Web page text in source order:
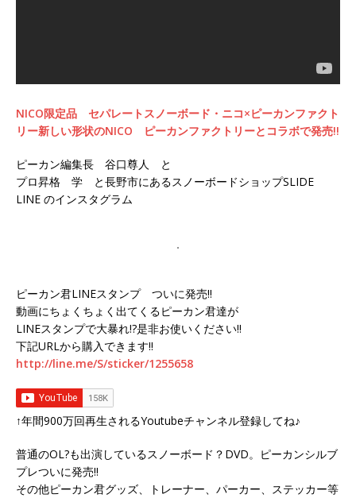
NICO限定品 セパレートスノーボード・ニコ×ピーカンファクト
リー新しい形状のNICO ピーカンファクトリーとコラボで発売!!
ピーカン編集長 谷口尊人 と
プロ昇格 学 と長野市にあるスノーボードショップSLIDE
LINE のインスタグラム
ピーカン君LINEスタンプ ついに発売!!
動画にちょくちょく出てくるピーカン君達が
LINEスタンプで大暴れ!?是非お使いください!!
下記URLから購入できます!!
http://line.me/S/sticker/1255658
↑年間900万回再生されるYoutubeチャンネル登録してね♪
普通のOL?も出演しているスノーボード？DVD。ピーカンシルブ
プレついに発売!!
その他ピーカン君グッズ、トレーナー、パーカー、ステッカー等